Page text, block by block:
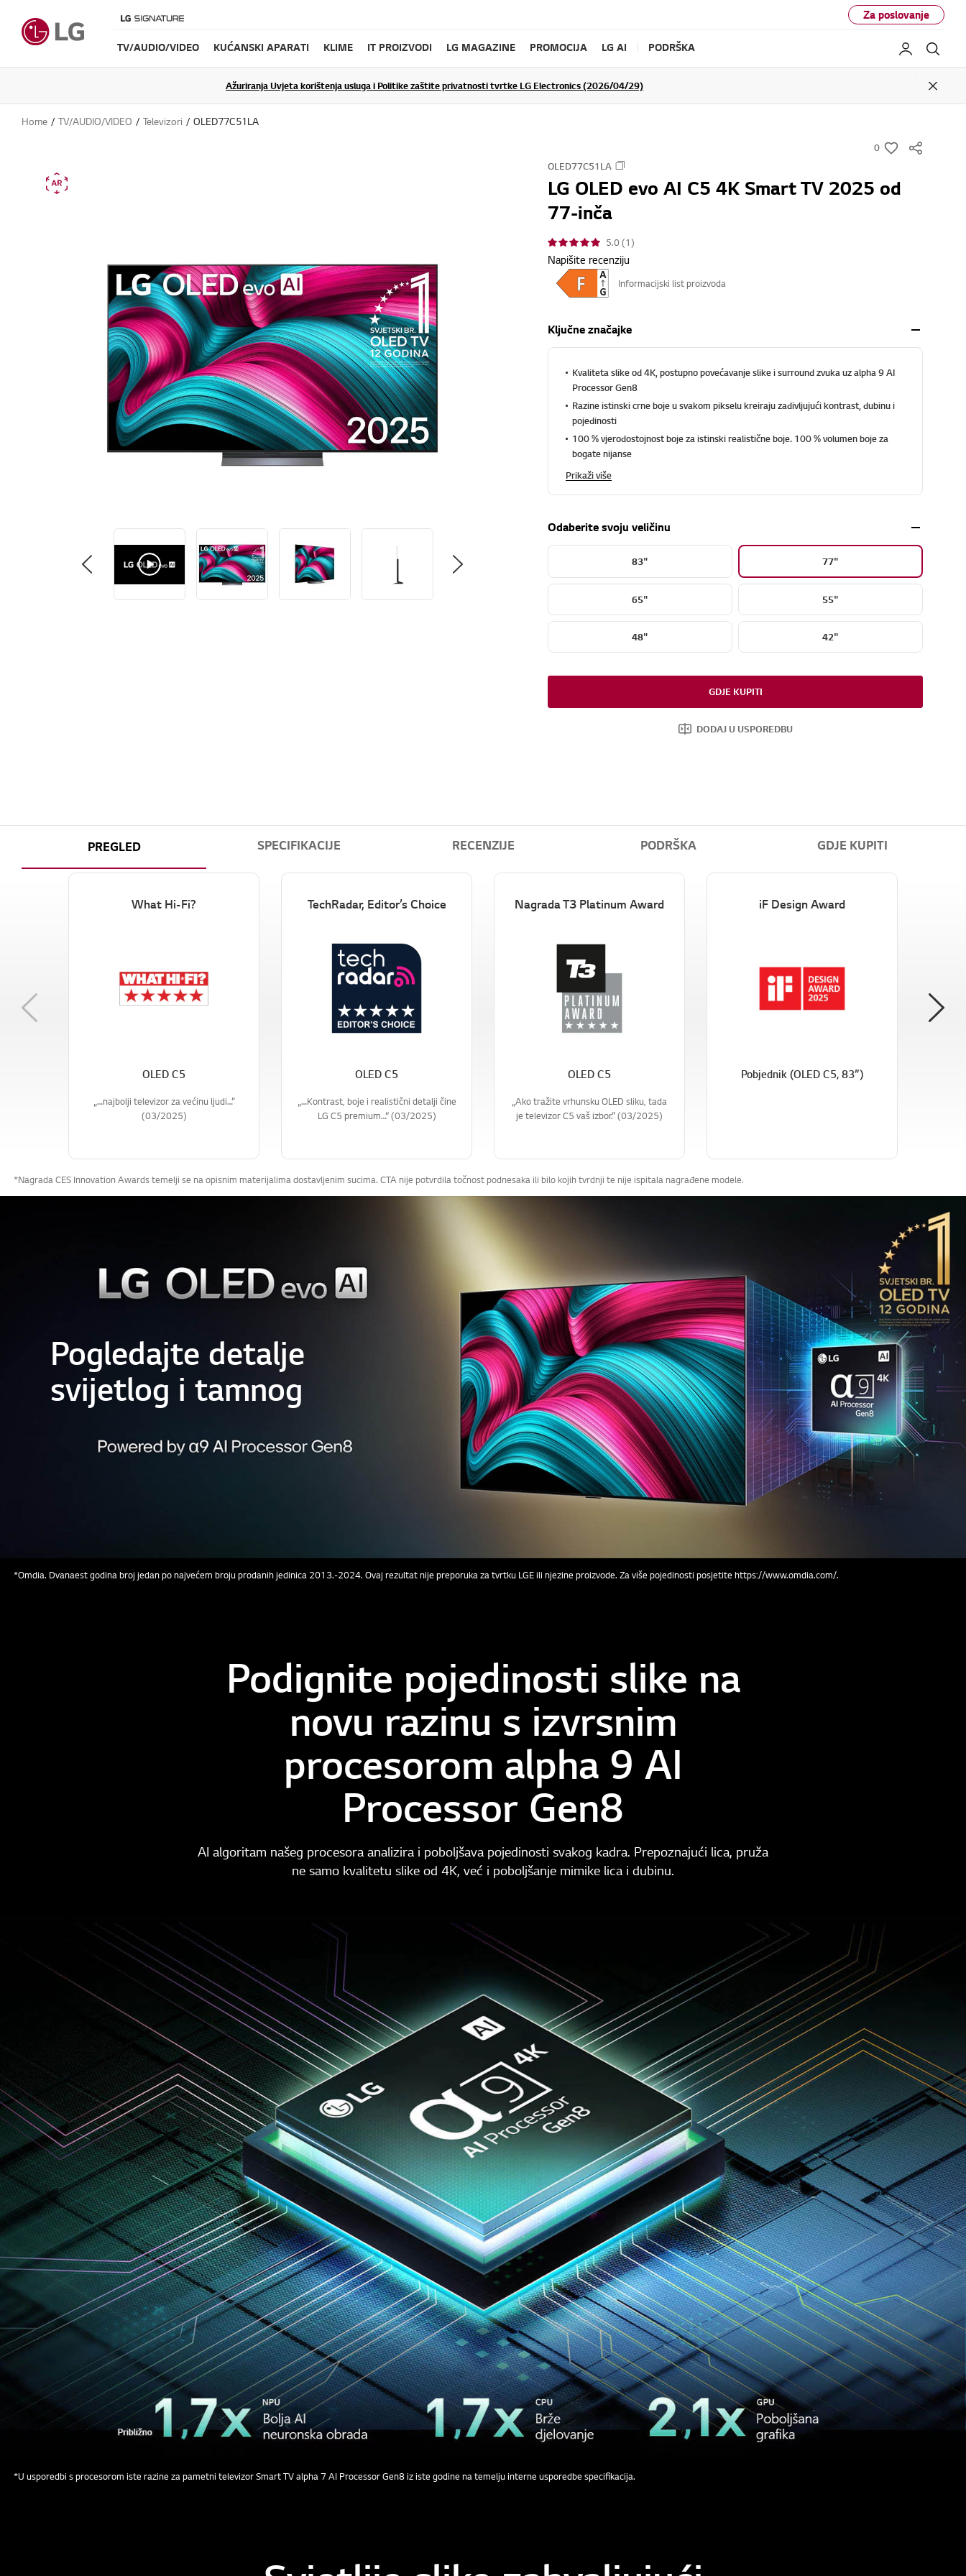
Za poslovanje
TV/AUDIO/VIDEO KUĆANSKI APARATI KLIME IT PROIZVODI LG MAGAZINE PROMOCIJA LG AI PODRŠKA My LG
Ažuriranja Uvjeta korištenja usluga i Politike zaštite privatnosti tvrtke LG Electronics (2026/04/29)
Close
Home TV/AUDIO/VIDEO Televizori OLED77C51LA
0
w
s
OLED77C51LA
LG OLED evo AI C5 4K Smart TV 2025 od
77-inča
5.0 (1)
Napišite recenziju
Informacijski list proizvoda
Ključne značajke
Kvaliteta slike od 4K, postupno povećavanje slike i surround zvuka uz alpha 9 AI
Processor Gen8
Razine istinski crne boje u svakom pikselu kreiraju zadivljujući kontrast, dubinu i
pojedinosti
100 % vjerodostojnost boje za istinski realistične boje. 100 % volumen boje za
bogate nijanse
Prikaži više
Odaberite svoju veličinu
83" 77"
65" 55"
48" 42"
GDJE KUPITI
DODAJ U USPOREDBU
PREGLED SPECIFIKACIJE RECENZIJE PODRŠKA GDJE KUPITI
Previous
What Hi-Fi?
OLED C5
„…najbolji televizor za većinu ljudi…”
(03/2025)
TechRadar, Editor’s Choice
OLED C5
„…Kontrast, boje i realistični detalji čine
LG C5 premium…“ (03/2025)
Nagrada T3 Platinum Award
OLED C5
„Ako tražite vrhunsku OLED sliku, tada
je televizor C5 vaš izbor.” (03/2025)
iF Design Award
Pobjednik (OLED C5, 83”)
*Nagrada CES Innovation Awards temelji se na opisnim materijalima dostavljenim sucima. CTA nije potvrdila točnost podnesaka ili bilo kojih tvrdnji te nije ispitala nagrađene modele.
Pogledajte detalje
svijetlog i tamnog
*Omdia. Dvanaest godina broj jedan po najvećem broju prodanih jedinica 2013.-2024. Ovaj rezultat nije preporuka za tvrtku LGE ili njezine proizvode. Za više pojedinosti posjetite https://www.omdia.com/.
Podignite pojedinosti slike na
novu razinu s izvrsnim
procesorom alpha 9 AI
Processor Gen8
AI algoritam našeg procesora analizira i poboljšava pojedinosti svakog kadra. Prepoznajući lica, pruža
ne samo kvalitetu slike od 4K, već i poboljšanje mimike lica i dubinu.
*U usporedbi s procesorom iste razine za pametni televizor Smart TV alpha 7 AI Processor Gen8 iz iste godine na temelju interne usporedbe specifikacija.